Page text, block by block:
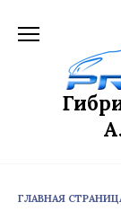
содержанию
ГЛАВНАЯ